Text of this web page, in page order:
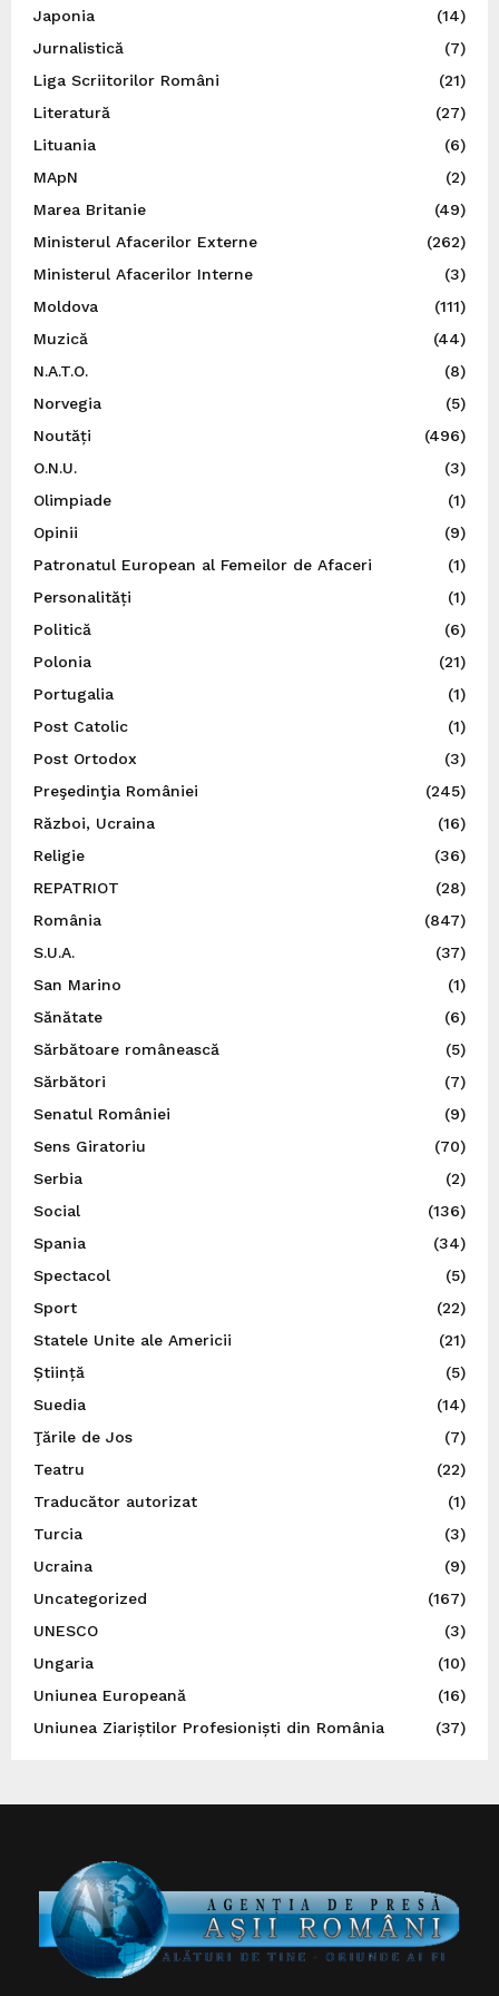
Japonia
(14)
Jurnalistică
(7)
Liga Scriitorilor Români
(21)
Literatură
(27)
Lituania
(6)
MApN
(2)
Marea Britanie
(49)
Ministerul Afacerilor Externe
(262)
Ministerul Afacerilor Interne
(3)
Moldova
(111)
Muzică
(44)
N.A.T.O.
(8)
Norvegia
(5)
Noutăți
(496)
O.N.U.
(3)
Olimpiade
(1)
Opinii
(9)
Patronatul European al Femeilor de Afaceri
(1)
Personalități
(1)
Politică
(6)
Polonia
(21)
Portugalia
(1)
Post Catolic
(1)
Post Ortodox
(3)
Preşedinţia României
(245)
Război, Ucraina
(16)
Religie
(36)
REPATRIOT
(28)
România
(847)
S.U.A.
(37)
San Marino
(1)
Sănătate
(6)
Sărbătoare românească
(5)
Sărbători
(7)
Senatul României
(9)
Sens Giratoriu
(70)
Serbia
(2)
Social
(136)
Spania
(34)
Spectacol
(5)
Sport
(22)
Statele Unite ale Americii
(21)
Știință
(5)
Suedia
(14)
Ţările de Jos
(7)
Teatru
(22)
Traducător autorizat
(1)
Turcia
(3)
Ucraina
(9)
Uncategorized
(167)
UNESCO
(3)
Ungaria
(10)
Uniunea Europeană
(16)
Uniunea Ziariștilor Profesioniști din România
(37)